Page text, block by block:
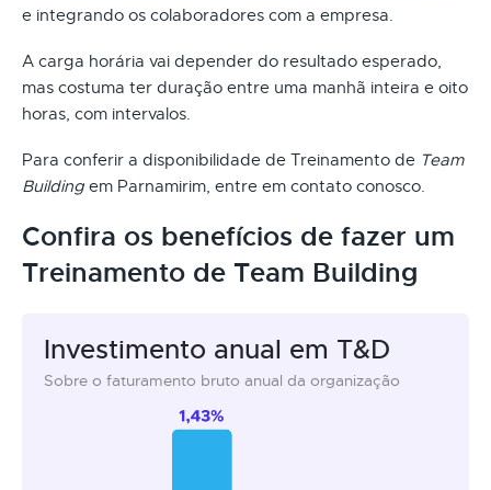
e integrando os colaboradores com a empresa.
A carga horária vai depender do resultado esperado,
mas costuma ter duração entre uma manhã inteira e oito
horas, com intervalos.
Para conferir a disponibilidade de Treinamento de Team
Building em Parnamirim, entre em contato conosco.
Confira os benefícios de fazer um
Treinamento de Team Building
Investimento anual em T&D
Sobre o faturamento bruto anual da organização